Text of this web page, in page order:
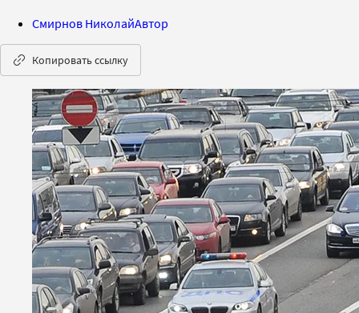
Смирнов НиколайАвтор
Копировать ссылку